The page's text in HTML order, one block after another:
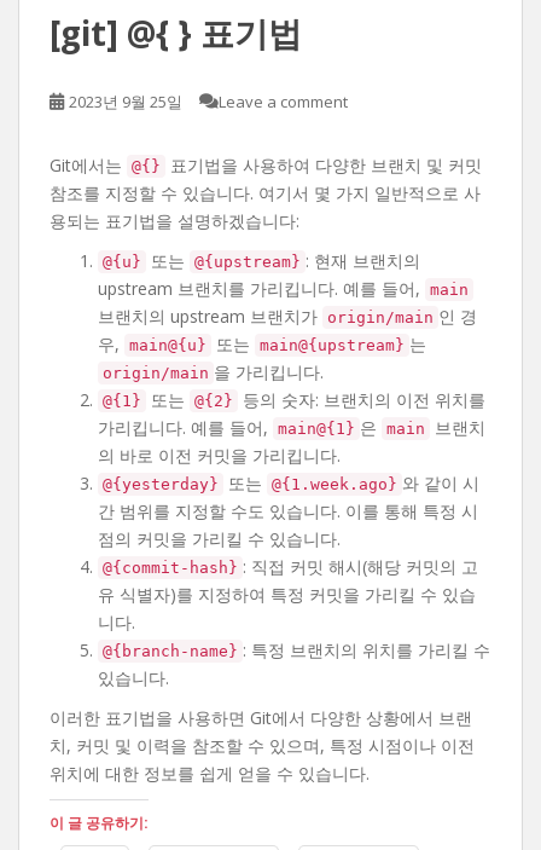
[git] @{ } 표기법
2023년 9월 25일 Leave a comment
Git에서는 @{}
표기법을 사용하여 다양한 브랜치 및 커밋
참조를 지정할 수 있습니다. 여기서 몇 가지 일반적으로 사
용되는 표기법을 설명하겠습니다:
@{u} 또는 @{upstream} : 현재 브랜치의
upstream 브랜치를 가리킵니다. 예를 들어, main
브랜치의 upstream 브랜치가 origin/main 인 경
우, main@{u} 또는 main@{upstream} 는
origin/main 을 가리킵니다.
@{1} 또는 @{2}
등의 숫자: 브랜치의 이전 위치를
가리킵니다. 예를 들어, main@{1} 은 main
브랜치
의 바로 이전 커밋을 가리킵니다.
@{yesterday} 또는 @{1.week.ago} 와 같이 시
간 범위를 지정할 수도 있습니다. 이를 통해 특정 시
점의 커밋을 가리킬 수 있습니다.
@{commit-hash} : 직접 커밋 해시(해당 커밋의 고
유 식별자)를 지정하여 특정 커밋을 가리킬 수 있습
니다.
@{branch-name} : 특정 브랜치의 위치를 가리킬 수
있습니다.
이러한 표기법을 사용하면 Git에서 다양한 상황에서 브랜
치, 커밋 및 이력을 참조할 수 있으며, 특정 시점이나 이전
위치에 대한 정보를 쉽게 얻을 수 있습니다.
이 글 공유하기: